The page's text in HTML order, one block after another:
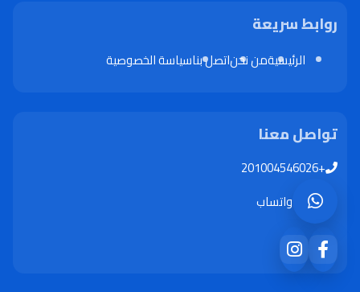
روابط سريعة
الرئيسيةمن نحناتصل بناسياسة الخصوصية
تواصل معنا
واتساب